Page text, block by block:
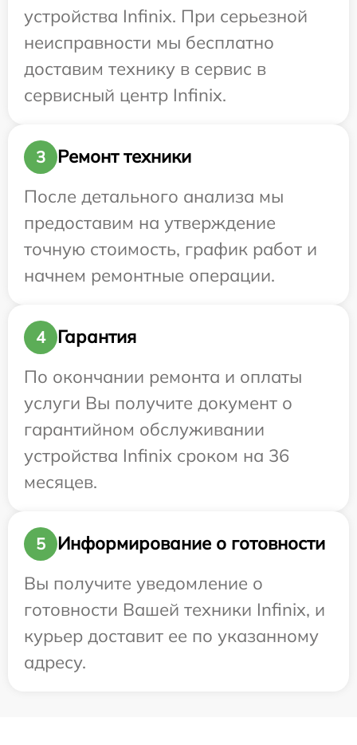
устройства Infinix. При серьезной
неисправности мы бесплатно
доставим технику в сервис в
сервисный центр Infinix.
3
Ремонт техники
После детального анализа мы
предоставим на утверждение
точную стоимость, график работ и
начнем ремонтные операции.
4
Гарантия
По окончании ремонта и оплаты
услуги Вы получите документ о
гарантийном обслуживании
устройства Infinix сроком на 36
месяцев.
5
Информирование о готовности
Вы получите уведомление о
готовности Вашей техники Infinix, и
курьер доставит ее по указанному
адресу.